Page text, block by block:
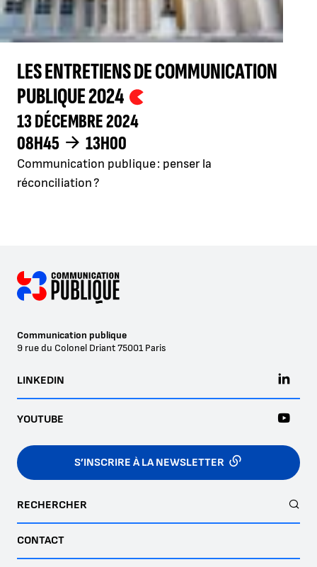
LES ENTRETIENS DE COMMUNICATION
PUBLIQUE 2024
13 DÉCEMBRE 2024
08H45
13H00
Communication publique : penser la
réconciliation ?
Communication publique
9 rue du Colonel Driant75001 Paris
S’INSCRIRE À LA NEWSLETTER
LINKEDIN
YOUTUBE
RECHERCHER
CONTACT